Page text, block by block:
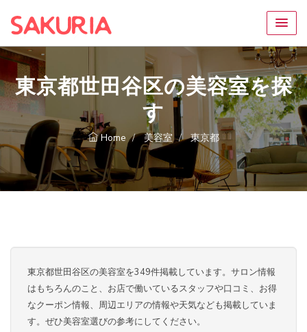
東京都世田谷区の美容室を探
す
Home 美容室 東京都
東京都世田谷区の美容室を349件掲載しています。サロン情報
はもちろんのこと、お店で働いているスタッフや口コミ、お得
なクーポン情報、周辺エリアの情報や天気なども掲載していま
す。ぜひ美容室選びの参考にしてください。